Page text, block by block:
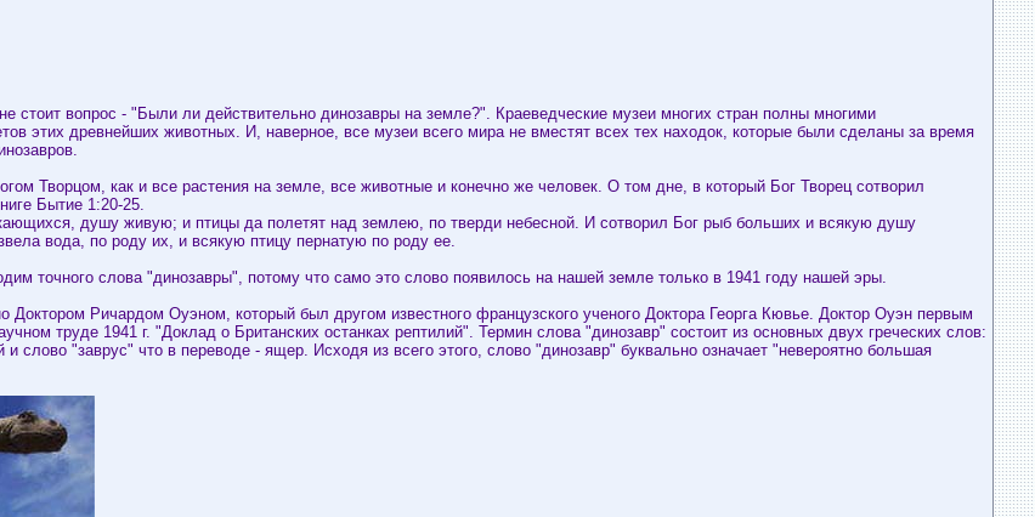
стоит вопрос - "Были ли действительно динозавры на земле?". Краеведческие музеи многих стран полны многими
этих древнейших животных. И, наверное, все музеи всего мира не вместят всех тех находок, которые были сделаны за время
Творцом, как и все растения на земле, все животные и конечно же человек. О том дне, в который Бог Творец сотворил
Бытие 1:20-25.
душу живую; и птицы да полетят над землею, по тверди небесной. И сотворил Бог рыб больших и всякую душу
вода, по роду их, и всякую птицу пернатую по роду ее.
точного слова "динозавры", потому что само это слово появилось на нашей земле только в 1941 году нашей эры.
Доктором Ричардом Оуэном, который был другом известного французского ученого Доктора Георга Кювье. Доктор Оуэн первым
труде 1941 г. "Доклад о Британских останках рептилий". Термин слова "динозавр" состоит из основных двух греческих слов:
слово "заврус" что в переводе - ящер. Исходя из всего этого, слово "динозавр" буквально означает "невероятно большая